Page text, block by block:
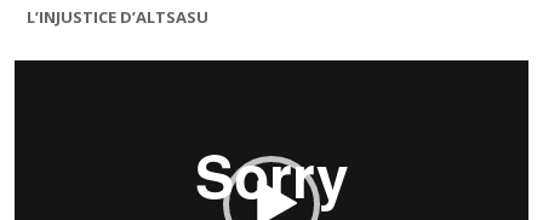
L’INJUSTICE D’ALTSASU
Lecteur